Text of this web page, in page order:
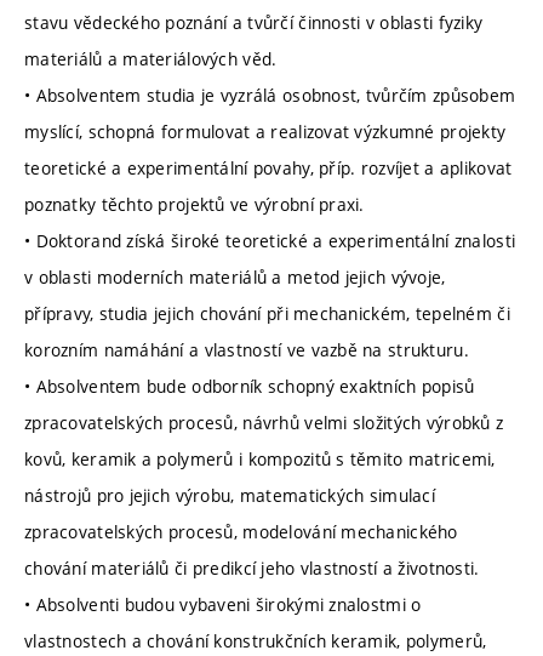
stavu vědeckého poznání a tvůrčí činnosti v oblasti fyziky
materiálů a materiálových věd.
• Absolventem studia je vyzrálá osobnost, tvůrčím způsobem
myslící, schopná formulovat a realizovat výzkumné projekty
teoretické a experimentální povahy, příp. rozvíjet a aplikovat
poznatky těchto projektů ve výrobní praxi.
• Doktorand získá široké teoretické a experimentální znalosti
v oblasti moderních materiálů a metod jejich vývoje,
přípravy, studia jejich chování při mechanickém, tepelném či
korozním namáhání a vlastností ve vazbě na strukturu.
• Absolventem bude odborník schopný exaktních popisů
zpracovatelských procesů, návrhů velmi složitých výrobků z
kovů, keramik a polymerů i kompozitů s těmito matricemi,
nástrojů pro jejich výrobu, matematických simulací
zpracovatelských procesů, modelování mechanického
chování materiálů či predikcí jeho vlastností a životnosti.
• Absolventi budou vybaveni širokými znalostmi o
vlastnostech a chování konstrukčních keramik, polymerů,